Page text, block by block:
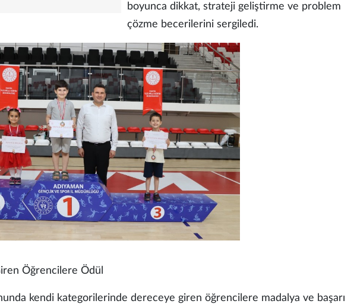
boyunca dikkat, strateji geliştirme ve problem
çözme becerilerini sergiledi.
Öğrencilere Ödül
kendi kategorilerinde dereceye giren öğrencilere madalya ve başarı